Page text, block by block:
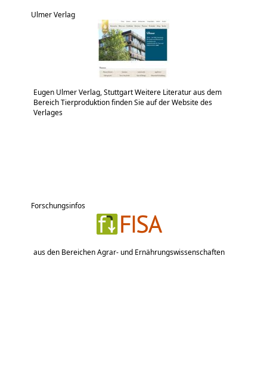
Ulmer Verlag
Eugen Ulmer Verlag, Stuttgart Weitere Literatur aus dem
Bereich Tierproduktion finden Sie auf der Website des
Verlages
Forschungsinfos
aus den Bereichen Agrar- und Ernährungswissenschaften